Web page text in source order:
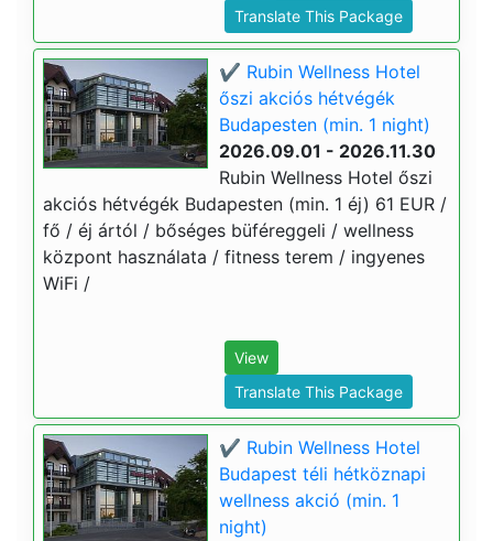
Translate This Package
✔️ Rubin Wellness Hotel
őszi akciós hétvégék
Budapesten (min. 1 night)
2026.09.01 - 2026.11.30
Rubin Wellness Hotel őszi
akciós hétvégék Budapesten (min. 1 éj) 61 EUR /
fő / éj ártól / bőséges büféreggeli / wellness
központ használata / fitness terem / ingyenes
WiFi /
View
Translate This Package
✔️ Rubin Wellness Hotel
Budapest téli hétköznapi
wellness akció (min. 1
night)